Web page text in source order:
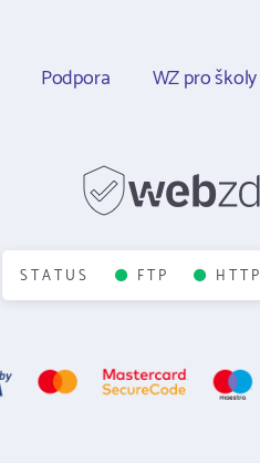
Podpora WZ pro školy
STATUS FTP HTTP